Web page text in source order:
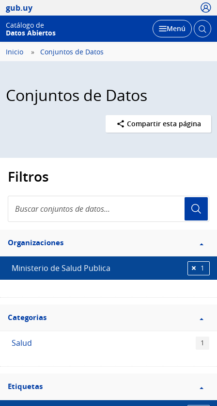
gub.uy
Catálogo de
Datos Abiertos
Desplegar
Menú Abrir
Inicio Conjuntos de Datos
Conjuntos de Datos
Compartir esta página
Filtros
conjuntos
de
Filtro
Organizaciones
Organizaciones
Ministerio de Salud Publica 1
Filtro
Categorias
Categorias
Salud 1
Filtro
Etiquetas
Etiquetas